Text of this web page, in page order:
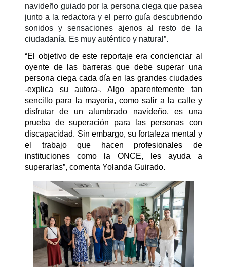
navideño guiado por la persona ciega que pasea
junto a la redactora y el perro guía descubriendo
sonidos y sensaciones ajenos al resto de la
ciudadanía. Es muy auténtico y natural”.
“El objetivo de este reportaje era concienciar al
oyente de las barreras que debe superar una
persona ciega cada día en las grandes ciudades
-explica su autora-. Algo aparentemente tan
sencillo para la mayoría, como salir a la calle y
disfrutar de un alumbrado navideño, es una
prueba de superación para las personas con
discapacidad. Sin embargo, su fortaleza mental y
el trabajo que hacen profesionales de
instituciones como la ONCE, les ayuda a
superarlas”, comenta Yolanda Guirado.